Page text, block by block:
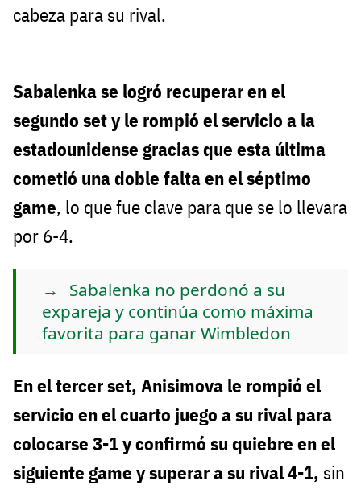
cabeza para su rival.
Sabalenka se logró recuperar en el
segundo set y le rompió el servicio a la
estadounidense gracias que esta última
cometió una doble falta en el séptimo
game, lo que fue clave para que se lo llevara
por 6-4.
Sabalenka no perdonó a su
expareja y continúa como máxima
favorita para ganar Wimbledon
En el tercer set, Anisimova le rompió el
servicio en el cuarto juego a su rival para
colocarse 3-1 y confirmó su quiebre en el
siguiente game y superar a su rival 4-1, sin